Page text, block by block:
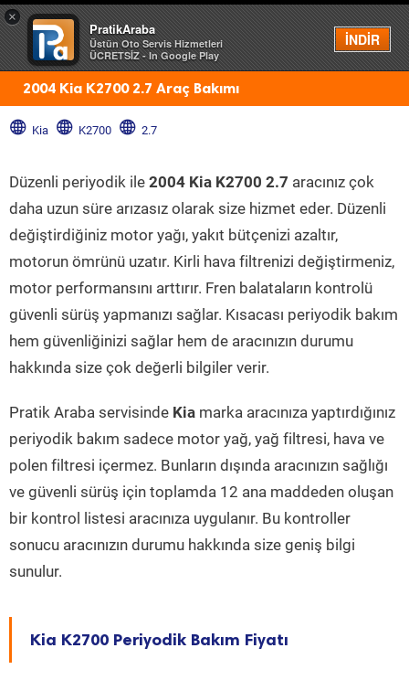
×
PratikAraba
Üstün Oto Servis Hizmetleri
ÜCRETSİZ - In Google Play
İNDİR
Menü
2004 Kia K2700 2.7 Araç Bakımı
Kia K2700 2.7
Düzenli periyodik ile 2004 Kia K2700 2.7 aracınız çok
daha uzun süre arızasız olarak size hizmet eder. Düzenli
değiştirdiğiniz motor yağı, yakıt bütçenizi azaltır,
motorun ömrünü uzatır. Kirli hava filtrenizi değiştirmeniz,
motor performansını arttırır. Fren balataların kontrolü
güvenli sürüş yapmanızı sağlar. Kısacası periyodik bakım
hem güvenliğinizi sağlar hem de aracınızın durumu
hakkında size çok değerli bilgiler verir.
Pratik Araba servisinde Kia marka aracınıza yaptırdığınız
periyodik bakım sadece motor yağ, yağ filtresi, hava ve
polen filtresi içermez. Bunların dışında aracınızın sağlığı
ve güvenli sürüş için toplamda 12 ana maddeden oluşan
bir kontrol listesi aracınıza uygulanır. Bu kontroller
sonucu aracınızın durumu hakkında size geniş bilgi
sunulur.
Kia K2700 Periyodik Bakım Fiyatı